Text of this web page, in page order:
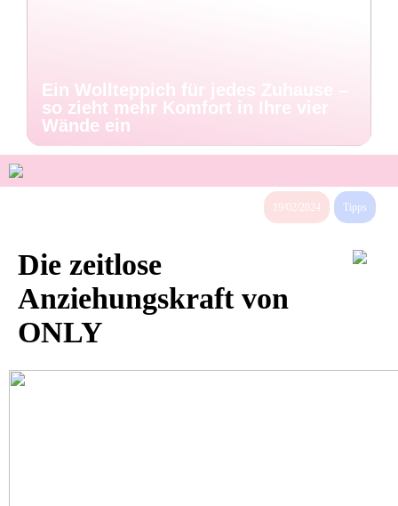
Ein Wollteppich für jedes Zuhause –
so zieht mehr Komfort in Ihre vier
Wände ein
19/02/2024 Tipps
Die zeitlose
Anziehungskraft von
ONLY